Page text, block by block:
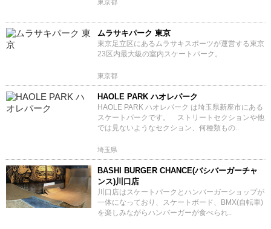
東京都
ムラサキパーク 東京
東京足立区にあるムラサキスポーツが運営する東京
23区内最大級の室内スケートパーク。
東京都
HAOLE PARK ハオレパーク
HAOLE PARK ハオレパーク は埼玉県新座市にある
スケートパークです。 ストリートセクションや他
では見ないようなセクション、何種類もの..
埼玉県
BASHI BURGER CHANCE(バシバーガーチャ
ンス)川口店
川口店はスケートパークとハンバーガーショップが
一体になっており、スケートボード、BMX(自転車)
を楽しみながらハンバーガーが食べられ..